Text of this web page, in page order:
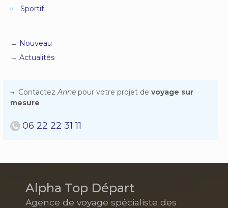
Sportif
Nouveau
Actualités
ContactezAnne pour votre projet de voyage sur
mesure
06 22 22 31 11
Alpha Top Départ
Agence de voyage spécialiste des